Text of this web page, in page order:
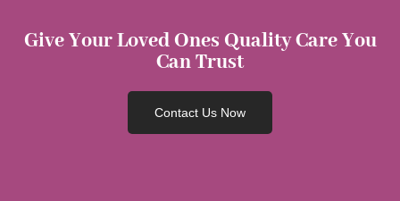
Give Your Loved Ones Quality Care You
Can Trust
Contact Us Now